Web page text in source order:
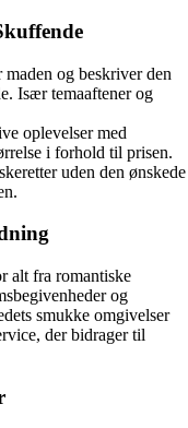
og beskriver den
Især temaaftener og
oplevelser med
i forhold til prisen.
uden den ønskede
alt fra romantiske
og
smukke omgivelser
der bidrager til